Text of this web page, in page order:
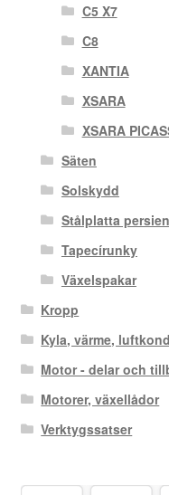
C5 X7
C8
XANTIA
XSARA
XSARA
Säten
Solskydd
Stålplatta
Tapecírunky
Växelspakar
Kropp
Kyla, värme,
Motor - delar och
Motorer, växellådor
Verktygssatser